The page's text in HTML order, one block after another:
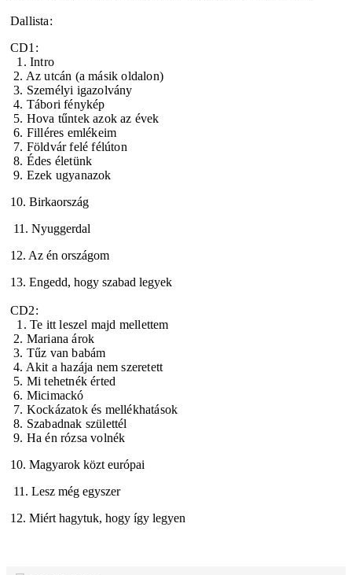
Dallista:
CD1:
1. Intro
2. Az utcán (a másik oldalon)
3. Személyi igazolvány
4. Tábori fénykép
5. Hova tűntek azok az évek
6. Filléres emlékeim
7. Földvár felé félúton
8. Édes életünk
9. Ezek ugyanazok
10. Birkaország
11. Nyuggerdal
12. Az én országom
13. Engedd, hogy szabad legyek
CD2:
1. Te itt leszel majd mellettem
2. Mariana árok
3. Tűz van babám
4. Akit a hazája nem szeretett
5. Mi tehetnék érted
6. Micimackó
7. Kockázatok és mellékhatások
8. Szabadnak születtél
9. Ha én rózsa volnék
10. Magyarok közt európai
11. Lesz még egyszer
12. Miért hagytuk, hogy így legyen